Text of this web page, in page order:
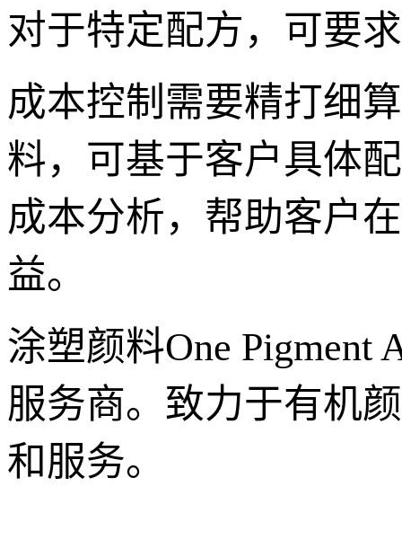
对于特定配方，可要
成本控制需要精打细
料，可基于客户具体
成本分析，帮助客户
益。
涂塑颜料One
服务商。致力于有机
和服务。